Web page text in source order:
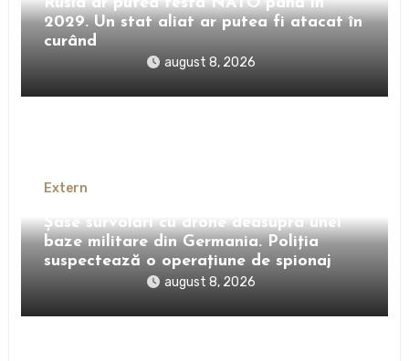
2029. Un stat aliat ar putea fi atacat în
curând
august 8, 2026
Extern
Șase survolări cu drone deasupra unei
baze militare din Germania. Poliția
suspectează o operațiune de spionaj
august 8, 2026